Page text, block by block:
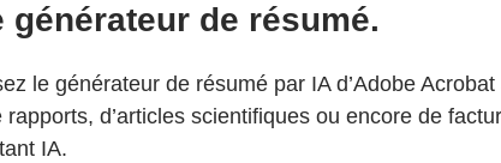
de résumé.
le générateur de résumé par IA d’Adobe
d’articles scientifiques ou encore de
IA.